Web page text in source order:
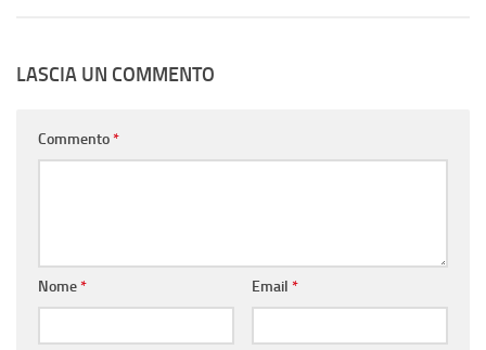
LASCIA UN COMMENTO
Commento*
Nome* Email *